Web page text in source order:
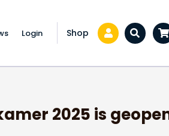
Login Shop Zoeken...
bij!
2025 is